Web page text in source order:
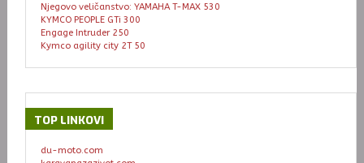
Njegovo veličanstvo: YAMAHA T-MAX 530
KYMCO PEOPLE GTi 300
Engage Intruder 250
Kymco agility city 2T 50
TOP LINKOVI
du-moto.com